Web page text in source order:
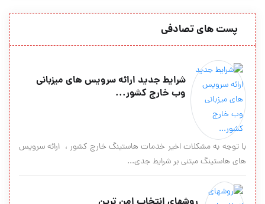
پست های تصادفی
شرایط جدید ارائه سرویس های میزبانی
وب خارج کشور...
با توجه به مشکلات اخیر خدمات هاستینگ خارج کشور ، ارائه سرویس
های هاستینگ مبتنی بر شرایط جدی...